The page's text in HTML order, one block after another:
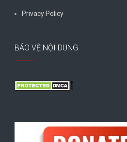
Privacy Policy
BẢO VỆ NỘI DUNG